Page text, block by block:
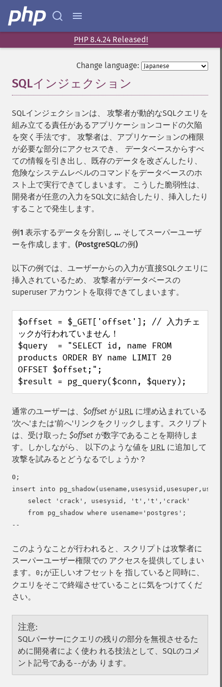
PHP 8.4.24 Released!
Change language:
SQLインジェクション
SQLインジェクションは、 攻撃者が動的なSQLクエリを
組み立てる責任があるアプリケーションコードの欠陥
を突く手法です。 攻撃者は、アプリケーションの権限
が必要な部分にアクセスでき、 データベースからすべ
ての情報を引き出し、既存のデータを改ざんしたり、
危険なシステムレベルのコマンドをデータベースのホ
スト上で実行できてしまいます。 こうした脆弱性は、
開発者が任意の入力をSQL文に結合したり、挿入したり
することで発生します。
例1 表示するデータを分割し ... そしてスーパーユーザ
ーを作成します。(PostgreSQLの例)
以下の例では、ユーザーからの入力が直接SQLクエリに
挿入されているため、 攻撃者がデータベースの
superuser アカウントを取得できてしまいます。
$offset = $_GET['offset']; // 入力チェ
ックが行われていません！
$query  = "SELECT id, name FROM
products ORDER BY name LIMIT 20
OFFSET $offset;";
$result = pg_query($conn, $query);
通常のユーザーは、 $offset が URL に埋め込まれている
'次へ'または'前へ'リンクをクリックします。スクリプト
は、受け取った $offset が数字であることを期待しま
す。しかしながら、 以下のような値を URL に追加して
攻撃を試みるとどうなるでしょうか？
0;
insert into
    select 'crack', usesysid, 't','t','crack'
    from pg_shadow where usename='postgres';
このようなことが行われると、スクリプトは攻撃者に
スーパーユーザー権限での アクセスを提供してしまい
ます。
0;が正しいオフセットを 指していると同時に、
クエリをそこで終端させていることに気をつけてくだ
さい。
注意:
SQLパーサーにクエリの残りの部分を無視させるた
めに開発者によく使わ れる技法として、SQLのコメ
ント記号である--があ ります。